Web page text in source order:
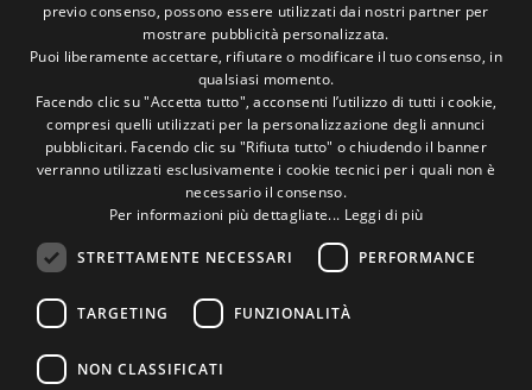
Seguici sui social
1M
Followers
13k
Followers
10+
Followers
300+
Followers
Un pò di foto! @marcosic_fondazione
ENGLISH
previo consenso, possono essere utilizzati dai nostri partner per
mostrare pubblicità personalizzata.
Puoi liberamente accettare, rifiutare o modificare il tuo consenso, in
qualsiasi momento.
Facendo clic su "Accetta tutto", acconsenti l’utilizzo di tutti i cookie,
compresi quelli utilizzati per la personalizzazione degli annunci
pubblicitari. Facendo clic su "Rifiuta tutto" o chiudendo il banner
verranno utilizzati esclusivamente i cookie tecnici per i quali non è
necessario il consenso.
Per informazioni più dettagliate... Leggi di più
STRETTAMENTE NECESSARI PERFORMANCE
TARGETING FUNZIONALITÀ
NON CLASSIFICATI